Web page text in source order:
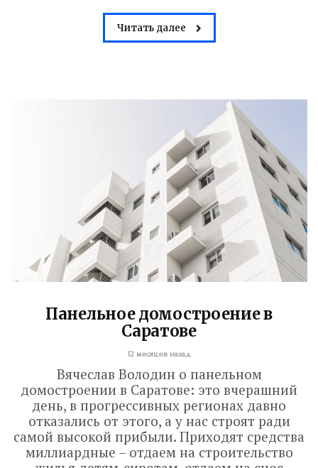
Читать далее
Панельное домостроение в
Саратове
12 месяцев назад
Вячеслав Володин о панельном
домостроении в Саратове: это вчерашний
день, в прогрессивных регионах давно
отказались от этого, а у нас строят ради
самой высокой прибыли. Приходят средства
миллиардные – отдаем на строительство